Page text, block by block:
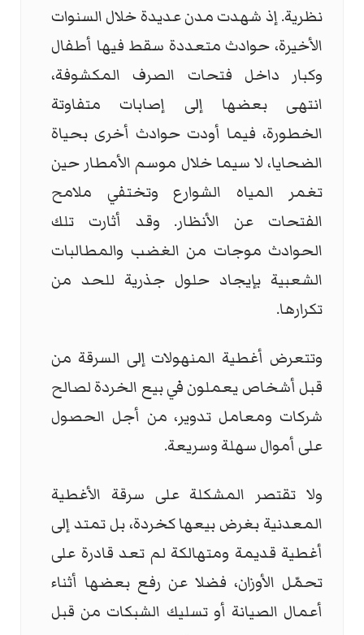
نظرية. إذ شهدت مدن عديدة خلال السنوات
الأخيرة، حوادث متعددة سقط فيها أطفال
وكبار داخل فتحات الصرف المكشوفة،
انتهى بعضها إلى إصابات متفاوتة
الخطورة، فيما أودت حوادث أخرى بحياة
الضحايا، لا سيما خلال موسم الأمطار حين
تغمر المياه الشوارع وتختفي ملامح
الفتحات عن الأنظار. وقد أثارت تلك
الحوادث موجات من الغضب والمطالبات
الشعبية بإيجاد حلول جذرية للحد من
تكرارها.
وتتعرض أغطية المنهولات إلى السرقة من
قبل أشخاص يعملون في بيع الخردة لصالح
شركات ومعامل تدوير، من أجل الحصول
على أموال سهلة وسريعة.
ولا تقتصر المشكلة على سرقة الأغطية
المعدنية بغرض بيعها كخردة، بل تمتد إلى
أغطية قديمة ومتهالكة لم تعد قادرة على
تحمّل الأوزان، فضلا عن رفع بعضها أثناء
أعمال الصيانة أو تسليك الشبكات من قبل